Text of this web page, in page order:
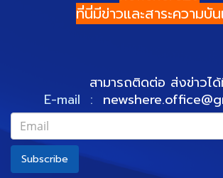
ที่นี่มีข่าวและสาระความบั
สามารถติดต่อ ส่งข่าวไ
E-mail :
Subscribe